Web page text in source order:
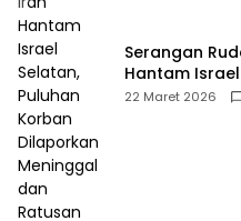
Serangan
Hantam
Dilaporkan
22 Maret 2026